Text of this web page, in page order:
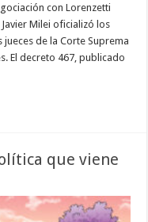
con Lorenzetti
Milei oficializó los
de la Corte Suprema
El decreto 467, publicado
que viene